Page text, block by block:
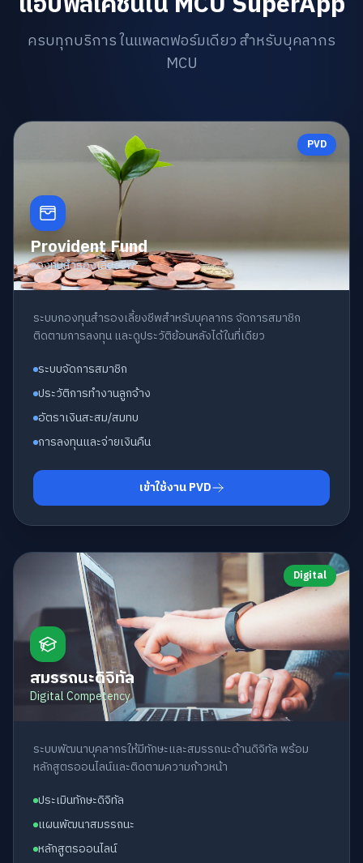
ครบทุกบริการ ในแพลตฟอร์มเดียว สำหรับบุคลากร
MCU
PVD
Provident Fund
กองทุนสำรองเลี้ยงชีพ
ระบบกองทุนสำรองเลี้ยงชีพสำหรับบุคลากร จัดการสมาชิก
ติดตามการลงทุน และดูประวัติย้อนหลังได้ในที่เดียว
ระบบจัดการสมาชิก
ประวัติการทำงานลูกจ้าง
อัตราเงินสะสม/สมทบ
การลงทุนและจ่ายเงินคืน
เข้าใช้งาน PVD
Digital
สมรรถนะดิจิทัล
Digital Competency
ระบบพัฒนาบุคลากรให้มีทักษะและสมรรถนะด้านดิจิทัล พร้อม
หลักสูตรออนไลน์และติดตามความก้าวหน้า
ประเมินทักษะดิจิทัล
แผนพัฒนาสมรรถนะ
หลักสูตรออนไลน์